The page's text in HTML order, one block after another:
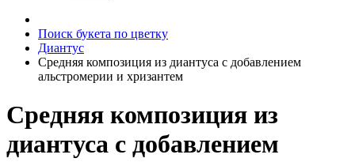
Поиск букета по цветку
Диантус
Средняя композиция из диантуса c добавлением
альстромерии и хризантем
Средняя композиция из
диантуса c добавлением